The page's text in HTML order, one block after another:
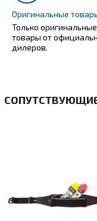
Оригинальные
Только оригинальные
товары от
дилеров.